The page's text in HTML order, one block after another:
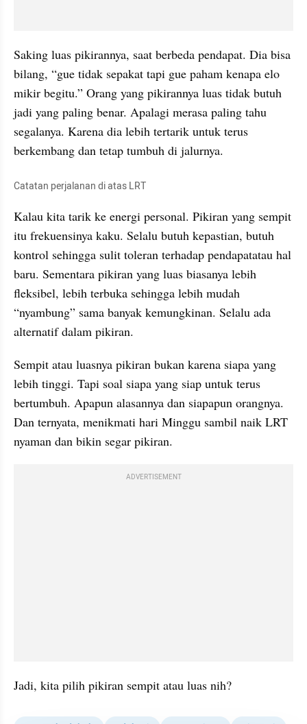
Saking luas pikirannya, saat berbeda pendapat. Dia bisa
bilang, “gue tidak sepakat tapi gue paham kenapa elo
mikir begitu.” Orang yang pikirannya luas tidak butuh
jadi yang paling benar. Apalagi merasa paling tahu
segalanya. Karena dia lebih tertarik untuk terus
berkembang dan tetap tumbuh di jalurnya.
Catatan perjalanan di atas LRT
Kalau kita tarik ke energi personal. Pikiran yang sempit
itu frekuensinya kaku. Selalu butuh kepastian, butuh
kontrol sehingga sulit toleran terhadap pendapatatau hal
baru. Sementara pikiran yang luas biasanya lebih
fleksibel, lebih terbuka sehingga lebih mudah
“nyambung” sama banyak kemungkinan. Selalu ada
alternatif dalam pikiran.
Sempit atau luasnya pikiran bukan karena siapa yang
lebih tinggi. Tapi soal siapa yang siap untuk terus
bertumbuh. Apapun alasannya dan siapapun orangnya.
Dan ternyata, menikmati hari Minggu sambil naik LRT
nyaman dan bikin segar pikiran.
ADVERTISEMENT
Jadi, kita pilih pikiran sempit atau luas nih?